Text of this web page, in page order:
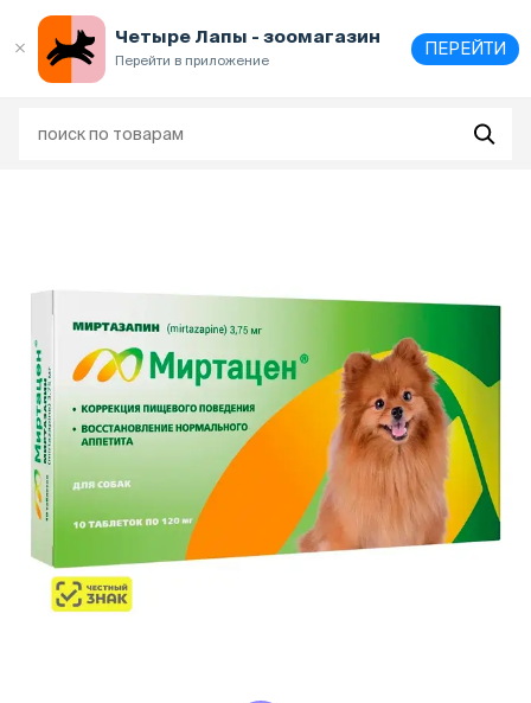
Четыре Лапы - зоомагазин
Перейти в приложение
ПЕРЕЙТИ